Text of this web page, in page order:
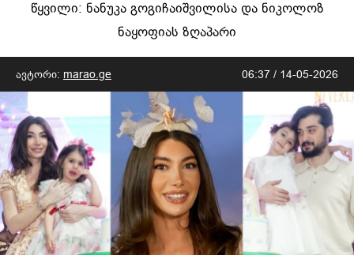
წყვილი: ნანუკა გოგიჩაიშვილისა და ნიკოლოზ
ნაყოფიას ზღაპარი
ავტორი: marao.ge 06:37 / 14-05-2026